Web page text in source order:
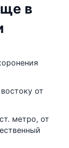
в
от
метро, от